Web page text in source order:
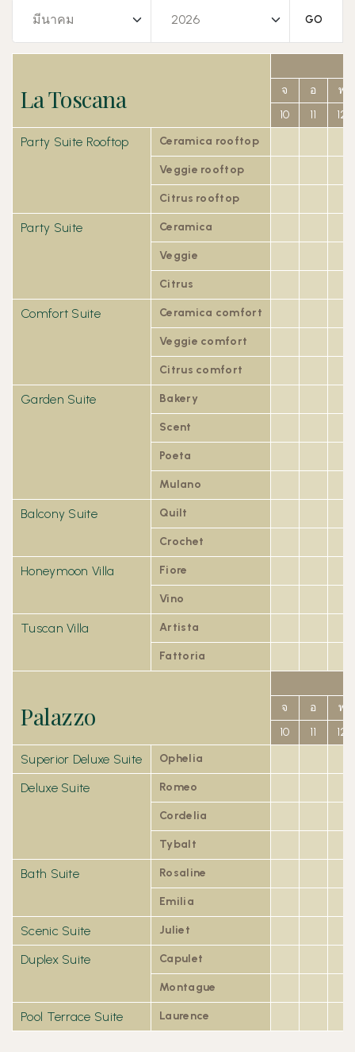
GO
La Toscana จ อ
พ
10
11 12
Party Suite Rooftop Ceramica rooftop
Veggie rooftop
Citrus rooftop
Party Suite Ceramica
Veggie
Citrus
Comfort Suite Ceramica comfort
Veggie comfort
Citrus comfort
Garden Suite Bakery
Scent
Poeta
Mulano
Balcony Suite Quilt
Crochet
Honeymoon Villa Fiore
Vino
Tuscan Villa Artista
Fattoria
Palazzo จ อ
พ
10
11 12
Superior Deluxe Suite Ophelia
Deluxe Suite Romeo
Cordelia
Tybalt
Bath Suite Rosaline
Emilia
Scenic Suite Juliet
Duplex Suite Capulet
Montague
Pool Terrace Suite Laurence